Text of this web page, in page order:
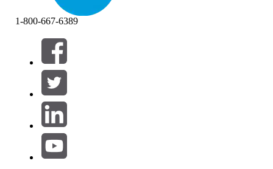
Filtre (0)
VELG FILTRE
Produktområde
1-800-667-6389